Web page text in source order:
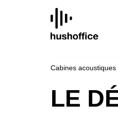
Cabines acoustiques
LE